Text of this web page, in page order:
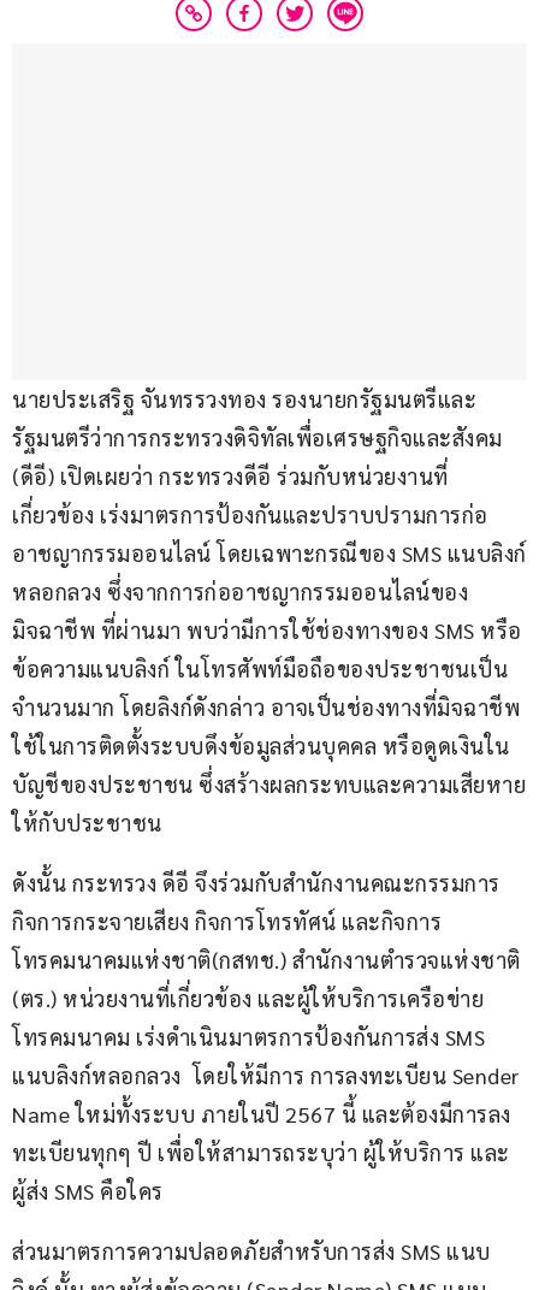
นายประเสริฐ จันทรรวงทอง รองนายกรัฐมนตรีและ
รัฐมนตรีว่าการกระทรวงดิจิทัลเพื่อเศรษฐกิจและสังคม
(ดีอี) เปิดเผยว่า กระทรวงดีอี ร่วมกับหน่วยงานที่
เกี่ยวข้อง เร่งมาตรการป้องกันและปราบปรามการก่อ
อาชญากรรมออนไลน์ โดยเฉพาะกรณีของ SMS แนบลิงก์
หลอกลวง ซึ่งจากการก่ออาชญากรรมออนไลน์ของ
มิจฉาชีพ ที่ผ่านมา พบว่ามีการใช้ช่องทางของ SMS หรือ
ข้อความแนบลิงก์ ในโทรศัพท์มือถือของประชาชนเป็น
จำนวนมาก โดยลิงก์ดังกล่าว อาจเป็นช่องทางที่มิจฉาชีพ
ใช้ในการติดตั้งระบบดึงข้อมูลส่วนบุคคล หรือดูดเงินใน
บัญชีของประชาชน ซึ่งสร้างผลกระทบและความเสียหาย
ให้กับประชาชน
ดังนั้น กระทรวง ดีอี จึงร่วมกับสำนักงานคณะกรรมการ
กิจการกระจายเสียง กิจการโทรทัศน์ และกิจการ
โทรคมนาคมแห่งชาติ(กสทช.) สำนักงานตำรวจแห่งชาติ
(ตร.) หน่วยงานที่เกี่ยวข้อง และผู้ให้บริการเครือข่าย
โทรคมนาคม เร่งดำเนินมาตรการป้องกันการส่ง SMS
แนบลิงก์หลอกลวง  โดยให้มีการ การลงทะเบียน Sender
Name ใหม่ทั้งระบบ ภายในปี 2567 นี้ และต้องมีการลง
ทะเบียนทุกๆ ปี เพื่อให้สามารถระบุว่า ผู้ให้บริการ และ
ผู้ส่ง SMS คือใคร
ส่วนมาตรการความปลอดภัยสำหรับการส่ง SMS แนบ